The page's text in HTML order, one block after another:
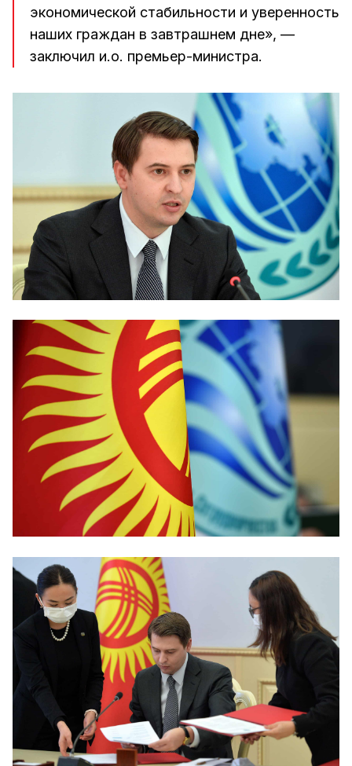
экономической стабильности и уверенность
наших граждан в завтрашнем дне», —
заключил и.о. премьер-министра.